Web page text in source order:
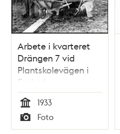
Arbete i kvarteret
Drängen 7 vid
Plantskolevägen i
Enskede
småstugeområde
Tid
1933
Typ
Foto